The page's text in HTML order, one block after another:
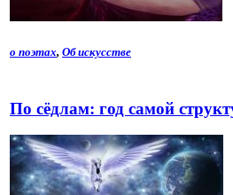
о поэтах, Об искусстве
По сёдлам: год самой